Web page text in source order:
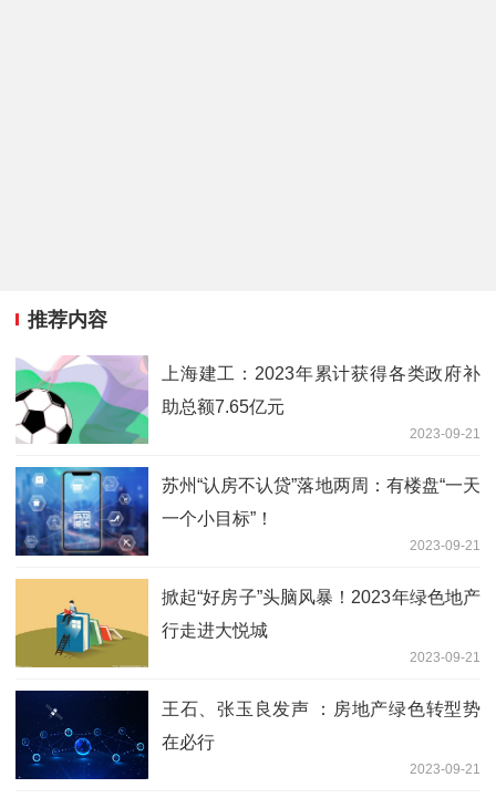
推荐内容
上海建工：2023年累计获得各类政府补
助总额7.65亿元
2023-09-21
苏州“认房不认贷”落地两周：有楼盘“一天
一个小目标”！
2023-09-21
掀起“好房子”头脑风暴！2023年绿色地产
行走进大悦城
2023-09-21
王石、张玉良发声 ：房地产绿色转型势
在必行
2023-09-21